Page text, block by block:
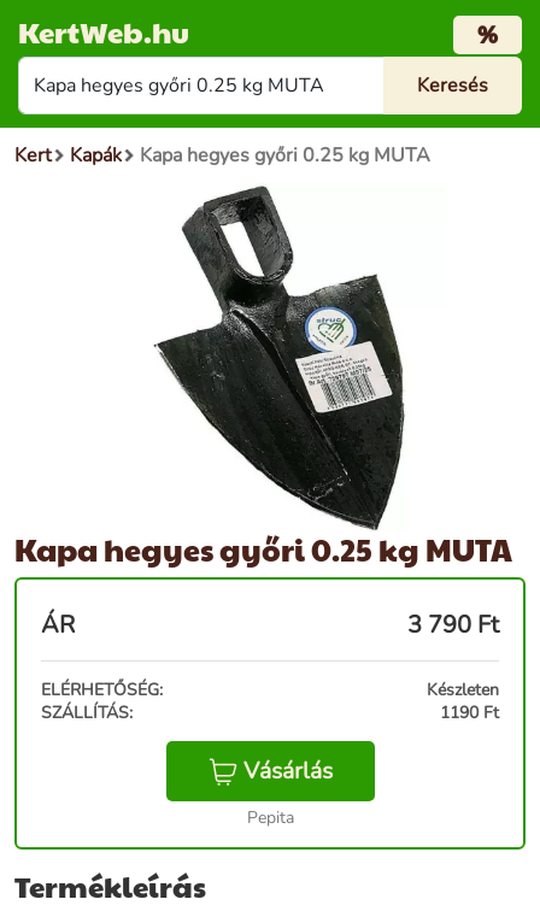
KertWeb.hu %
Kert Kapák Kapa hegyes győri 0.25 kg MUTA
Kapa hegyes győri 0.25 kg MUTA
ÁR 3 790 Ft
ELÉRHETŐSÉG:
Készleten
SZÁLLÍTÁS:
1190 Ft
Vásárlás
Pepita
Termékleírás